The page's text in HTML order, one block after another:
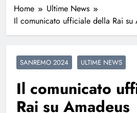
Home
Ultime News
Il comunicato ufficiale della Rai su
SANREMO 2024 ULTIME NEWS
Il comunicato
Rai su Amadeus